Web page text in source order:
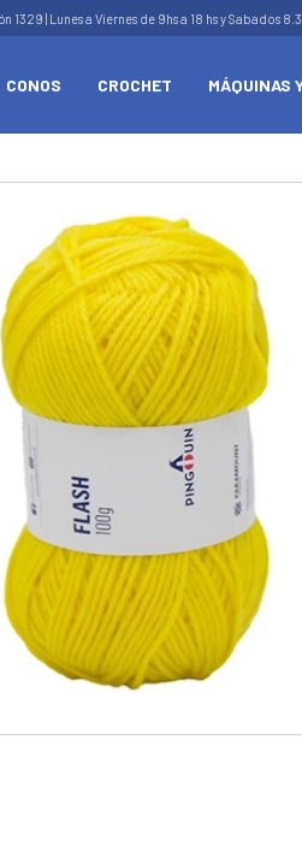
CONOS CROCHET MÁQUINAS
1329 | Lunes a Viernes de 9hs a 18 hs y Sabados